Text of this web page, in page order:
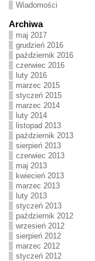
Wiadomości
Archiwa
maj 2017
grudzień 2016
październik 2016
czerwiec 2016
luty 2016
marzec 2015
styczeń 2015
marzec 2014
luty 2014
listopad 2013
październik 2013
sierpień 2013
czerwiec 2013
maj 2013
kwiecień 2013
marzec 2013
luty 2013
styczeń 2013
październik 2012
wrzesień 2012
sierpień 2012
marzec 2012
styczeń 2012